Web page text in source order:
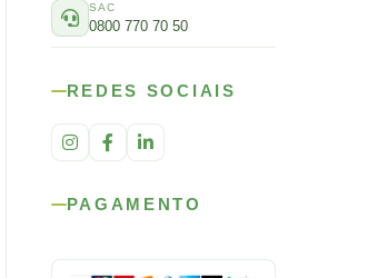
SAC
0800 770 70 50
REDES SOCIAIS
PAGAMENTO